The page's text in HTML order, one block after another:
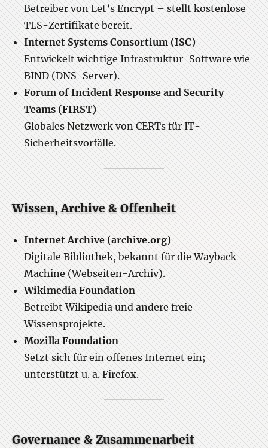
Betreiber von Let’s Encrypt – stellt kostenlose
TLS-Zertifikate bereit.
Internet Systems Consortium (ISC)
Entwickelt wichtige Infrastruktur-Software wie
BIND (DNS-Server).
Forum of Incident Response and Security
Teams (FIRST)
Globales Netzwerk von CERTs für IT-
Sicherheitsvorfälle.
Wissen, Archive & Offenheit
Internet Archive (archive.org)
Digitale Bibliothek, bekannt für die Wayback
Machine (Webseiten-Archiv).
Wikimedia Foundation
Betreibt Wikipedia und andere freie
Wissensprojekte.
Mozilla Foundation
Setzt sich für ein offenes Internet ein;
unterstützt u. a. Firefox.
Governance & Zusammenarbeit